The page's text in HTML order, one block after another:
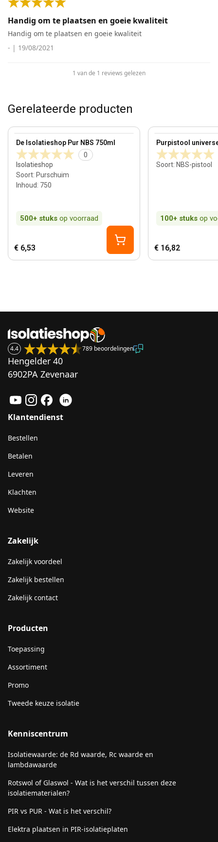
Handig om te plaatsen en goeie kwaliteit
Handig om te plaatsen en goeie kwaliteit
- | 19/08/2021
1 van de 1 reviews gelezen
Gerelateerde producten
De Isolatieshop Pur NBS 750ml
0
Isolatieshop
Soort: Purschuim
Inhoud: 750
500+ stuks op voorraad
View product
€ 6,53
Purpistool
Soort: NBS-pistool
100+ stuks op
View product
€ 16,82
4.4 789 beoordelingen
Hengelder 40
6902PA Zevenaar
Klantendienst
Bestellen
Betalen
Leveren
Klachten
Website
Zakelijk
Zakelijk voordeel
Zakelijk bestellen
Zakelijk contact
Producten
Toepassing
Assortiment
Promo
Tweede keuze isolatie
Kenniscentrum
Isolatiewaarde: de Rd waarde, Rc waarde en
lambdawaarde
Rotswol of Glaswol - Wat is het verschil tussen deze
isolatiematerialen?
PIR vs PUR - Wat is het verschil?
Elektra plaatsen in PIR-isolatieplaten